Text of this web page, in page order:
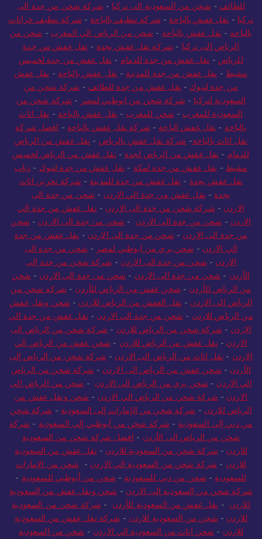
للطائف - شحن من السعودية الى تركيا - شركة شحن من جدة الى
تركيا - نقل عفش بالباحة - شركة تنظيف بالباحة - شركة تنظيف خزانات
بالباحة - نقل عفش بالباحة - شحن من الرياض الي المغرب - شحن من
الرياض الى تركيا - شركة نقل عفش بجدة - نقل عفش من جدة
للرياض - نقل عفش من جدة للدمام - نقل عفش من جدة لخميس
مشيط - نقل عفش من جدة للمدينة - نقل عفش بالباحة - نقل عفش
من جدة لتبوك - نقل عفش من جدة للطائف - شركة شحن من
السعودية لتركيا - شركة شحن من ابوظبي لمصر - شركة شحن من
السعودية للمغرب - شحن للمغرب - نقل عفش بالباحة - نقل اثاث
بالباحة - نقل عفش الباحة - شركة نقل عفش بالباحة - افضل شركة
نقل اثاث بالباحة- شركة نقل عفش بالرياض - نقل عفش من الرياض
للدمام - نقل عفش من الرياض لجدة - نقل عفش من الرياض لخميس
مشيط - نقل عفش من جدة لمكة - نقل عفش من جدة لتبوك - دباب
نقل عفش بجدة - نقل عفش من جدة للمدينة - شركة تخزين اثاث
بجدة - نقل عفش من جدة الي الاردن - شحن من جدة الى
الاردن - شركة شحن من جدة الى الاردن - نقل عفش من جدة الي
الاردن - شحن من جدة الى الاردن - شحن من جدة الى الاردن - شحن
من جدة الى الاردن - شحن من جدة الى الاردن - نقل عفش من جدة
الي الاردن - شحن بري من ابوظبي لمصر - شحن من جدة الى
الاردن - شحن من جدة الى الاردن - شركة شحن من جدة إلى
الأردن - شحن من جدة الى الاردن - شحن من جدة الى الاردن - شحن
من الرياض للأردن - شحن عفش من الرياض للأردن - شركة شحن من
الرياض الى الاردن - نقل العفش من الرياض للاردن - شحن ونقل عفش
من الرياض للاردن - شحن من جدة الى الاردن - نقل عفش من جدة الي
الاردن - شركة شحن من الرياض للاردن - شركة شحن من الرياض الى
الاردن - نقل عفش من الرياض للاردن - شحن عفش من الرياض الي
الاردن - نقل اثاث من الرياض الى الاردن - شركة شحن من الرياض إلى
الأردن - شحن عفش من الرياض الى الاردن - شركة شحن من الرياض
الي الاردن - شحن بري من الرياض الى الاردن - شحن من الرياض الى
الاردن - شركة شحن من الرياض الي الاردن - شحن ونقل عفش من
الرياض للاردن - شركة شحن من الإمارات إلى السعودية - شركة شحن
من دبي إلى السعودية - شركة شحن من أبوظبي إلى السعودية - شركة
شحن من الرياض الى الأردن - افضل شركة شحن من السعودية
للاردن - شركة شحن من السعودية للاردن - نقل عفش من السعودية
للاردن - شركة شحن من السعودية الي الاردن - شحن من الامارات
للسعودية - شحن من دبي للسعودية - شحن من أبوظبي للسعودية -
شركة شحن من السعودية الى الاردن - شحن ونقل عفش من السعودية
للاردن - نقل عفش من السعودية للأردن - شركة شحن من السعودية
للاردن - شحن من السعودية للاردن - شركة نقل عفش من السعودية
للاردن - شحن اثاث من السعودية الي الاردن - شحن من السعودية